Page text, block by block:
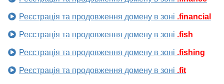
Реєстрація та продовження домену в зоні .financial
Реєстрація та продовження домену в зоні .fish
Реєстрація та продовження домену в зоні .fishing
Реєстрація та продовження домену в зоні .fit